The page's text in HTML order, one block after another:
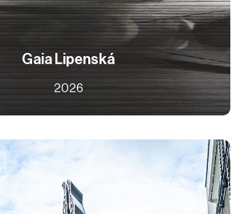
Gaia Lipenská
2026